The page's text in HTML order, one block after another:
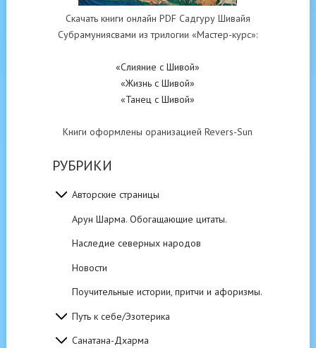
Скачать книги онлайн PDF Садгуру Шивайя
Субрамуниясвами из трилогии «Мастер-курс»:
«Слияние с Шивой»
«Жизнь с Шивой»
«Танец с Шивой»
Книги оформлены оранизацией Revers-Sun
РУБРИКИ
Авторские страницы
Арун Шарма. Обогащающие цитаты.
Наследие северных народов
Новости
Поучительные истории, притчи и афоризмы.
Путь к себе/Эзотерика
Санатана-Дхарма